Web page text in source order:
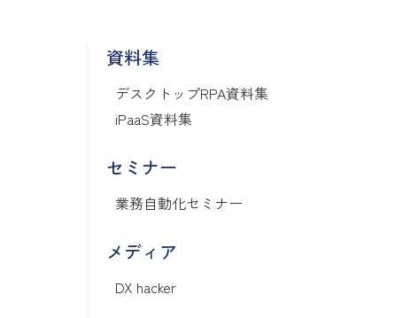
資料集
デスクトップRPA資料集
iPaaS資料集
セミナー
業務自動化セミナー
メディア
DX hacker